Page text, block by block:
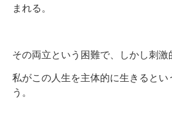
まれる。
その両立という困難で、しかし刺激
私がこの人生を主体的に生きるとい
う。